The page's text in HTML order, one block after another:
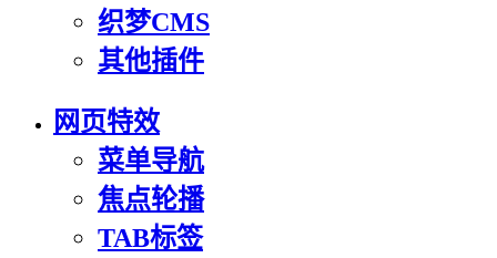
织梦CMS
其他插件
网页特效
菜单导航
焦点轮播
TAB标签